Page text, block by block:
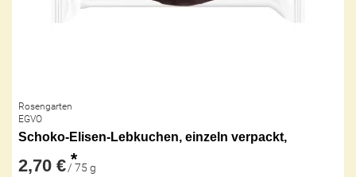
Rosengarten
EGVO
Schoko-Elisen-Lebkuchen, einzeln verpackt,
2,70 € *
/ 75 g